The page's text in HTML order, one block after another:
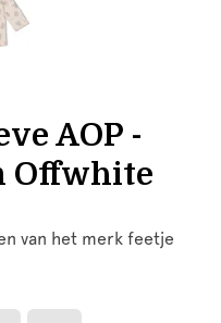
AOP -
Offwhite
van het merk feetje